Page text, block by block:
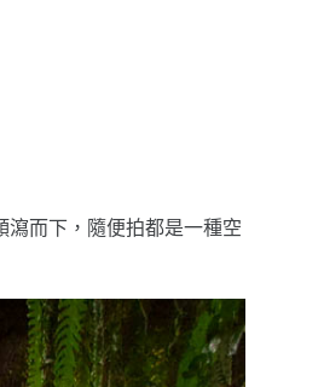
瀉而下，隨便拍都是一種空